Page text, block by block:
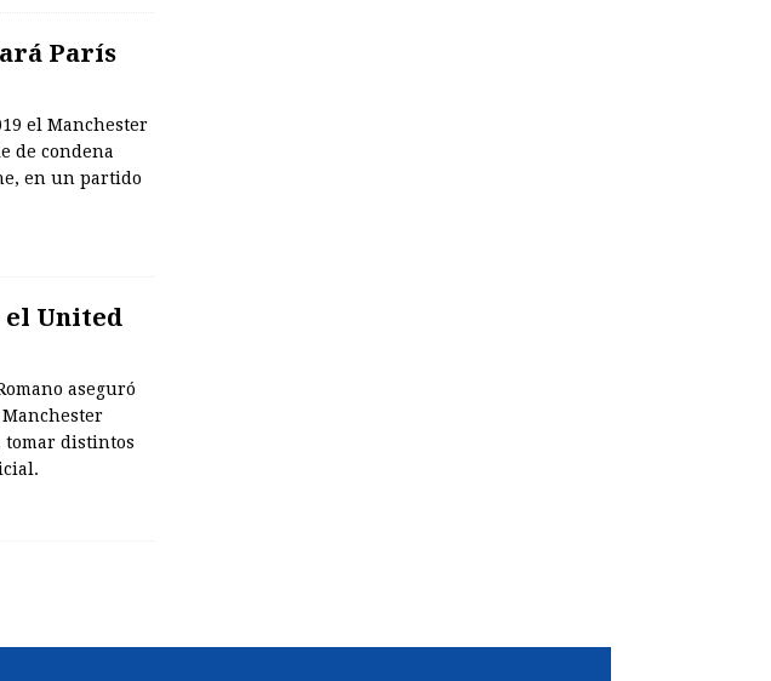
París
el Manchester
de condena
en un partido
el United
aseguró
tomar distintos